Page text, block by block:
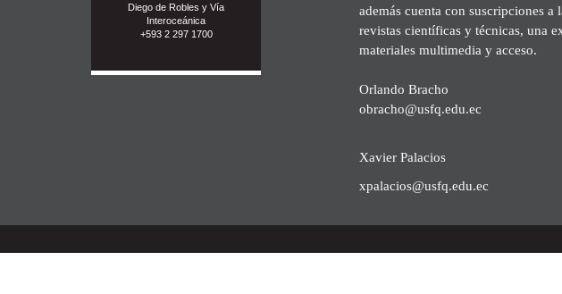
Diego de Robles y Vía
Interoceánica
+593 2 297 1700
además cuenta con suscripciones a
revistas científicas y técnicas, una
materiales multimedia y acceso.
Orlando Bracho
obracho@usfq.edu.ec
Xavier Palacios
xpalacios@usfq.edu.ec